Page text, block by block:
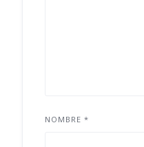
NOMBRE *